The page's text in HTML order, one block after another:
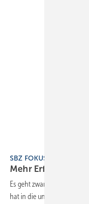
SBZ FOKUS 3 Handwerk
Mehr Erfolg mit
Es geht zwar ohne, aber
hat in die